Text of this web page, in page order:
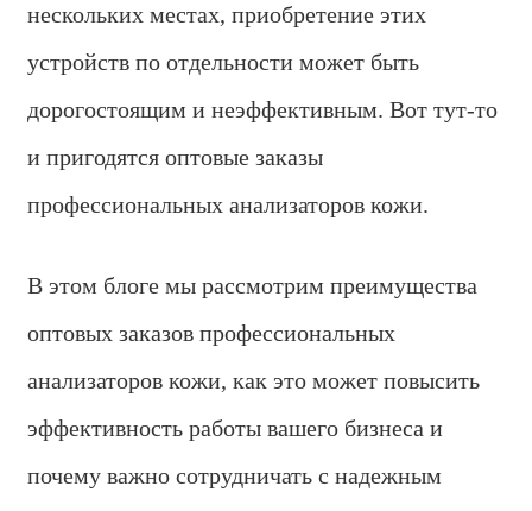
нескольких местах, приобретение этих
устройств по отдельности может быть
дорогостоящим и неэффективным. Вот тут-то
и пригодятся оптовые заказы
профессиональных анализаторов кожи.
В этом блоге мы рассмотрим преимущества
оптовых заказов профессиональных
анализаторов кожи, как это может повысить
эффективность работы вашего бизнеса и
почему важно сотрудничать с надежным